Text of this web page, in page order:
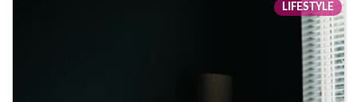
LIFESTYLE